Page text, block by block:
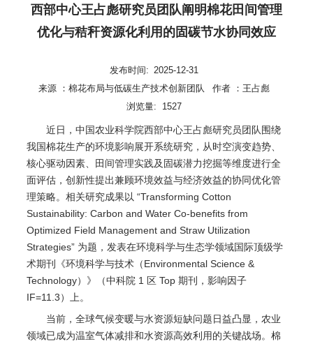
西部中心王占彪研究员团队阐明棉花田间管理
优化与秸秆资源化利用的固碳节水协同效应
发布时间: 2025-12-31
来源 ： 棉花布局与低碳生产技术创新团队 作者 ： 王占彪
浏览量:
1527
近日，中国农业科学院西部中心王占彪研究员团队围绕
我国棉花生产的环境影响展开系统研究，从时空演变趋势、
核心驱动因素、田间管理实践及固碳潜力挖掘等维度进行全
面评估，创新性提出兼顾环境效益与经济效益的协同优化管
理策略。相关研究成果以 “Transforming Cotton
Sustainability: Carbon and Water Co-benefits from
Optimized Field Management and Straw Utilization
Strategies” 为题，发表在环境科学与生态学领域国际顶级学
术期刊《环境科学与技术（Environmental Science &
Technology）》（中科院 1 区 Top 期刊，影响因子
IF=11.3）上。
当前，全球气候变暖与水资源短缺问题日益凸显，农业
领域已成为温室气体减排和水资源高效利用的关键战场。棉